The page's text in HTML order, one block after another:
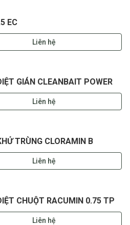
EC
Liên hệ
GIÁN CLEANBAIT POWER
Liên hệ
TRÙNG CLORAMIN B
Liên hệ
CHUỘT RACUMIN 0.75 TP
Liên hệ